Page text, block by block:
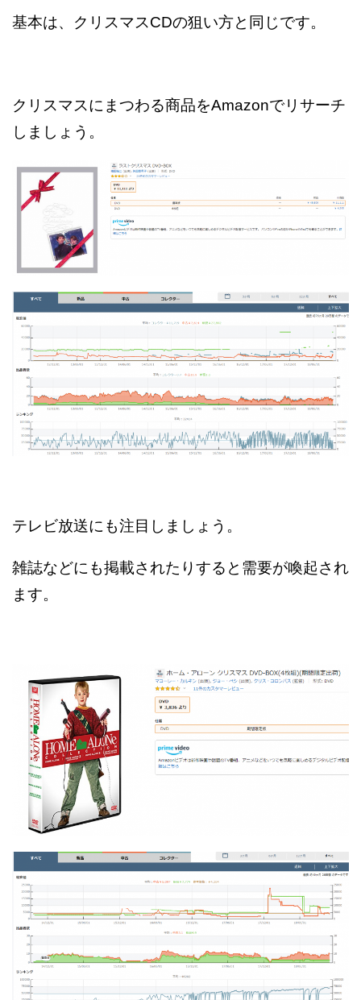
基本は、クリスマスCDの狙い方と同じです。
クリスマスにまつわる商品をAmazonでリサーチ
しましょう。
テレビ放送にも注目しましょう。
雑誌などにも掲載されたりすると需要が喚起され
ます。